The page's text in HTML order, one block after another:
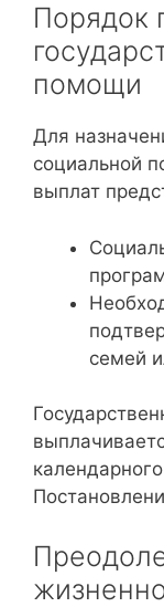
Порядок
помощи
Для
социальной
выплат
семей